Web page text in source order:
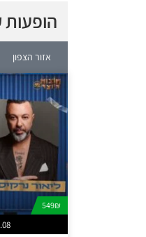
הופעות
אזור הצפון
549₪